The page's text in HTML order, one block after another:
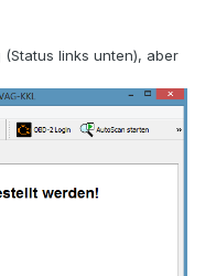
links unten), aber